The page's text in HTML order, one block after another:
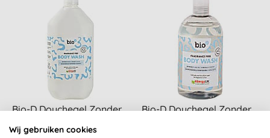
Bio-D Douchegel Zonder
Bio-D Douchegel Zonder
Wij gebruiken cookies